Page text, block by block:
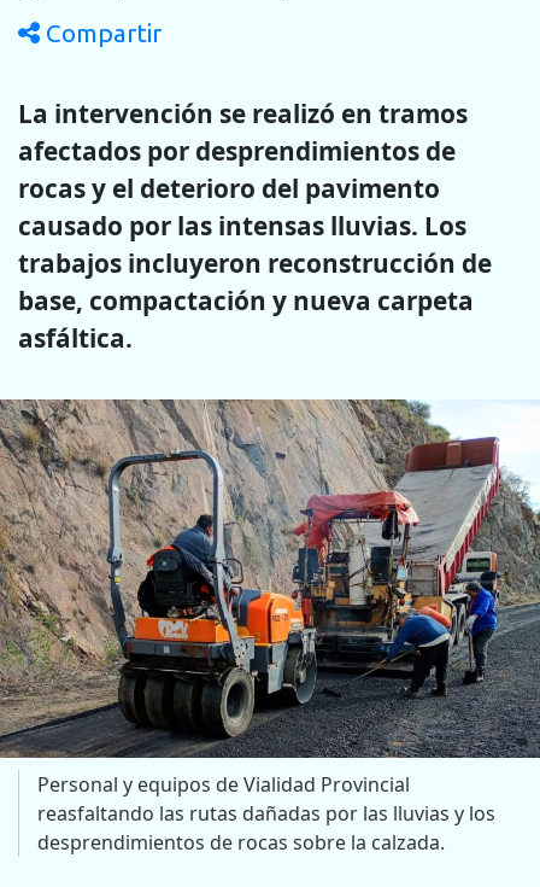
Compartir
La intervención se realizó en tramos
afectados por desprendimientos de
rocas y el deterioro del pavimento
causado por las intensas lluvias. Los
trabajos incluyeron reconstrucción de
base, compactación y nueva carpeta
asfáltica.
Personal y equipos de Vialidad Provincial
reasfaltando las rutas dañadas por las lluvias y los
desprendimientos de rocas sobre la calzada.